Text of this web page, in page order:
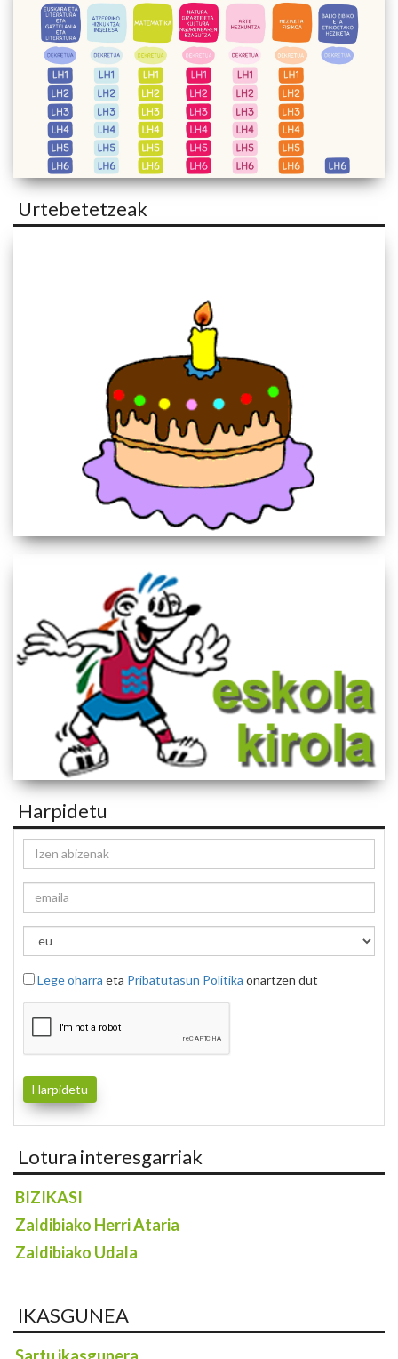
Urtebetetzeak
Harpidetu
Lege oharra eta Pribatutasun Politika onartzen dut
Lotura interesgarriak
BIZIKASI
Zaldibiako Herri Ataria
Zaldibiako Udala
IKASGUNEA